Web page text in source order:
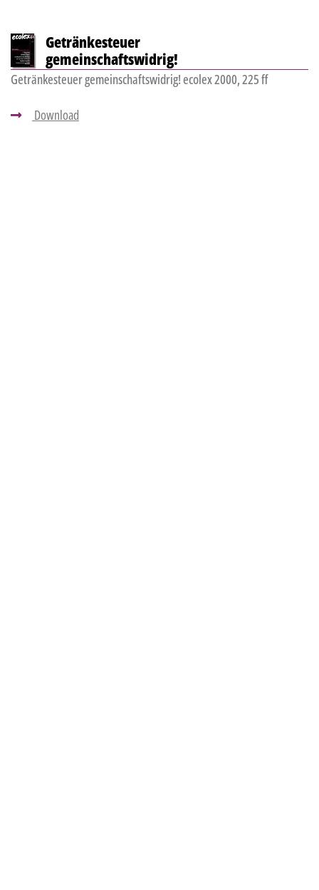
Getränkesteuer
gemeinschaftswidrig!
Getränkesteuer gemeinschaftswidrig! ecolex 2000, 225 ff
Download